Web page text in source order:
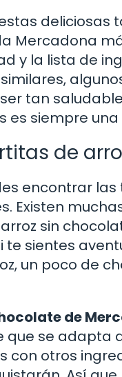
Mercadona
y la lista de
tan
es siempre
de
encontrar
Existen
sin
te sientes
un poco de
de
que se adapta
con otros